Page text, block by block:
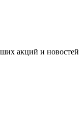
акций и новостей